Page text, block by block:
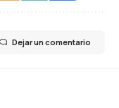
Dejar un comentario